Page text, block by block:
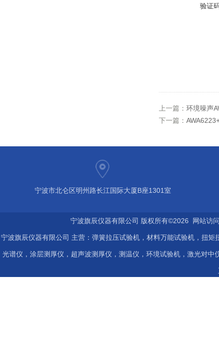
验证
上一篇： 环境噪声
下一篇：
宁波市北仑区明州路长江国际大厦B座1301室
宁波旗辰仪器有限公司 版权所有©2026 网站
宁波旗辰仪器有限公司 主营：弹簧拉压试验机，材料万能试验机，扭
光谱仪，涂层测厚仪，超声波测厚仪，测温仪，环境试验机，激光对